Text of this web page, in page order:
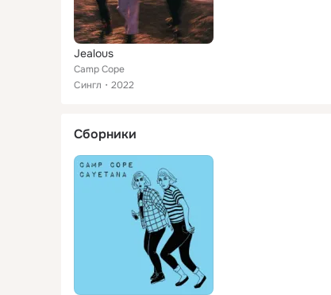
Jealous
Camp Cope
Сингл
2022
Сборники